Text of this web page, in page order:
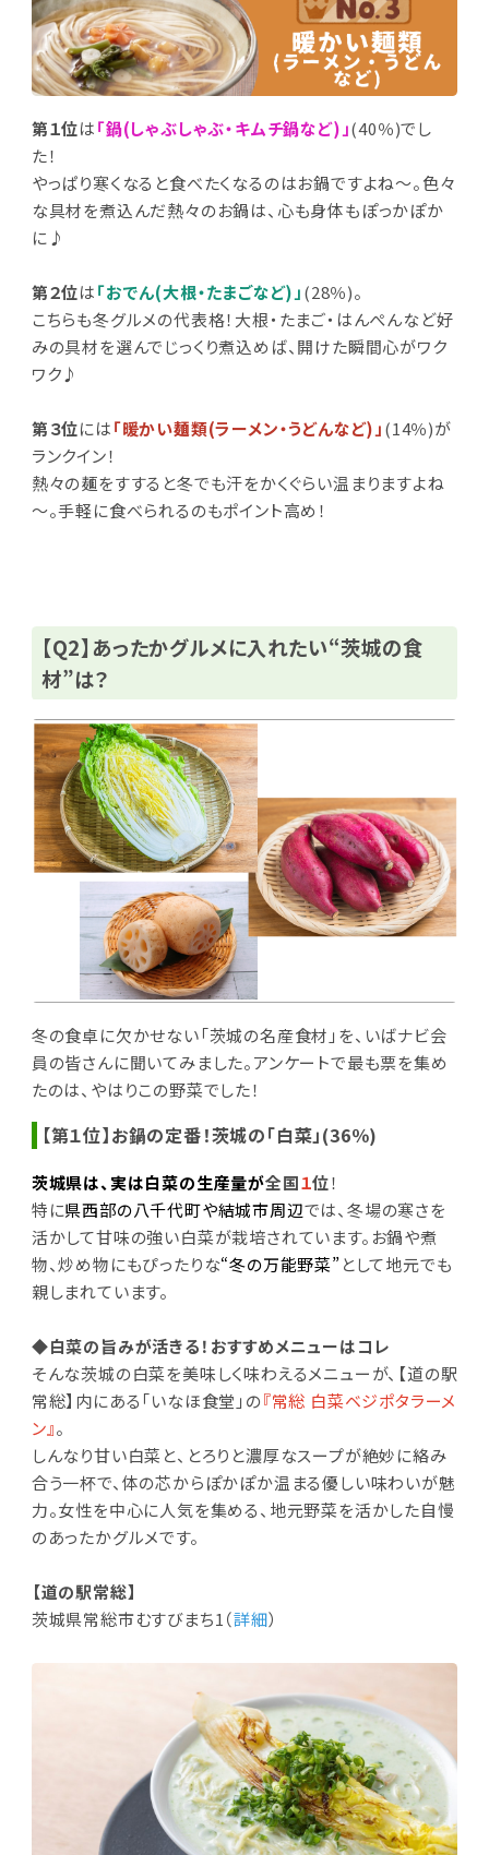
第１位は「鍋(しゃぶしゃぶ・キムチ鍋など)」(40％)でし
た！
やっぱり寒くなると食べたくなるのはお鍋ですよね～。色々
な具材を煮込んだ熱々のお鍋は、心も身体もぽっかぽか
に♪
第２位は「おでん(大根・たまごなど)」(28％)。
こちらも冬グルメの代表格！大根・たまご・はんぺんなど好
みの具材を選んでじっくり煮込めば、開けた瞬間心がワク
ワク♪
第３位には「暖かい麺類(ラーメン・うどんなど)」(14％)が
ランクイン！
熱々の麺をすすると冬でも汗をかくぐらい温まりますよね
～。手軽に食べられるのもポイント高め！
【Q2】あったかグルメに入れたい“茨城の食
材”は？
冬の食卓に欠かせない「茨城の名産食材」を、いばナビ会
員の皆さんに聞いてみました。アンケートで最も票を集め
たのは、やはりこの野菜でした！
【第１位】お鍋の定番！茨城の「白菜」(36％)
茨城県は、実は白菜の生産量が全国１位！
特に県西部の八千代町や結城市周辺では、冬場の寒さを
活かして甘味の強い白菜が栽培されています。お鍋や煮
物、炒め物にもぴったりな“冬の万能野菜”として地元でも
親しまれています。
◆白菜の旨みが活きる！おすすめメニューはコレ
そんな茨城の白菜を美味しく味わえるメニューが、【道の駅
常総】内にある「いなほ食堂」の『常総 白菜ベジポタラーメ
ン』。
しんなり甘い白菜と、とろりと濃厚なスープが絶妙に絡み
合う一杯で、体の芯からぽかぽか温まる優しい味わいが魅
力。女性を中心に人気を集める、地元野菜を活かした自慢
のあったかグルメです。
【道の駅常総】
茨城県常総市むすびまち1（詳細）